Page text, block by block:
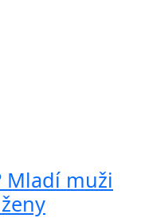
Mladí muži